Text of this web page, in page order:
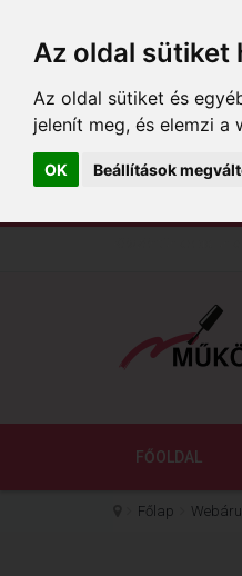
Az oldal sütiket
Az oldal sütiket és
jelenít meg, és elemzi
OK Beállítások
FŐOLDAL
Főlap